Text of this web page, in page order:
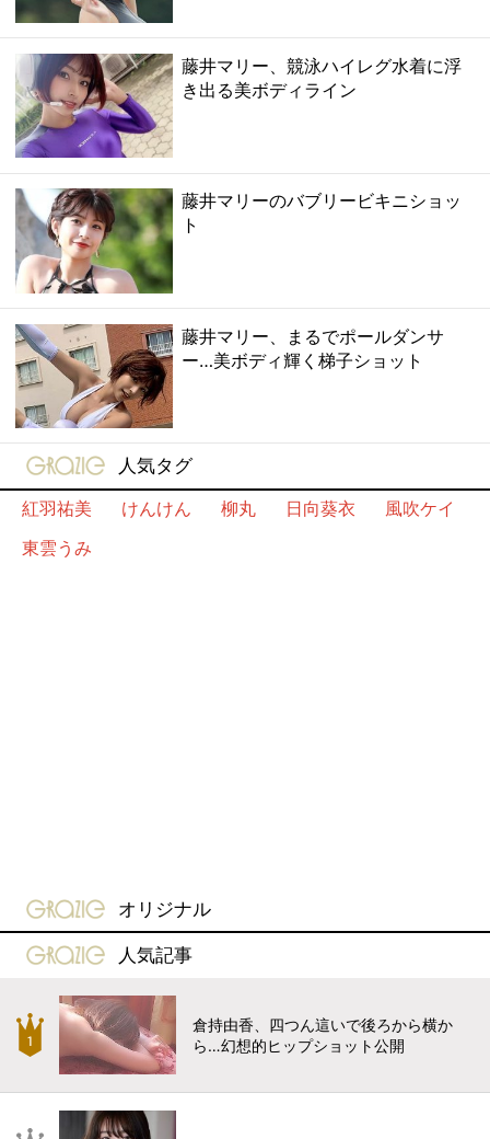
藤井マリー、競泳ハイレグ水着に浮
き出る美ボディライン
藤井マリーのバブリービキニショッ
ト
藤井マリー、まるでポールダンサ
ー…美ボディ輝く梯子ショット
gravure-grazie
人気タグ
紅羽祐美
けんけん 柳丸 日向葵衣
風吹ケイ
東雲うみ
gravure-grazie
オリジナル
gravure-grazie
人気記事
倉持由香、四つん這いで後ろから横か
ら…幻想的ヒップショット公開